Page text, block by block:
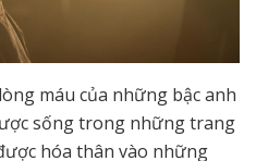
máu của những bậc anh
sống trong những trang
hóa thân vào những